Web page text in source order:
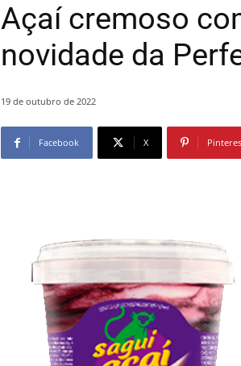
Açaí cremoso
novidade da
19 de outubro de 2022
Facebook X